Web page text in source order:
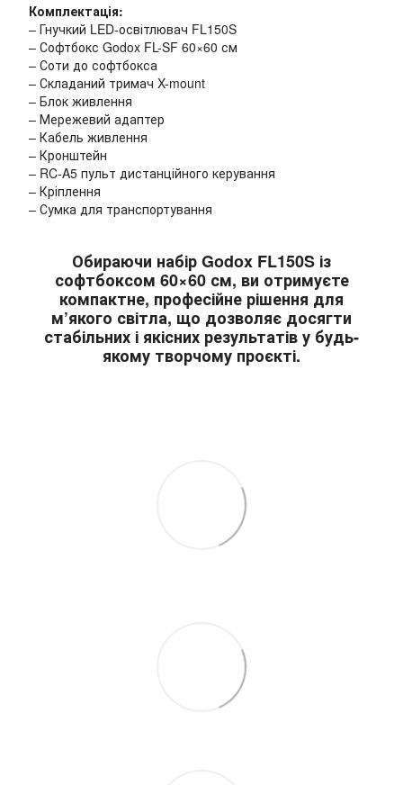
Комплектація:
– Гнучкий LED-освітлювач FL150S
– Софтбокс Godox FL-SF 60×60 см
– Соти до софтбокса
– Складаний тримач X-mount
– Блок живлення
– Мережевий адаптер
– Кабель живлення
– Кронштейн
– RC-A5 пульт дистанційного керування
– Кріплення
– Сумка для транспортування
Обираючи набір Godox FL150S із
софтбоксом 60×60 см, ви отримуєте
компактне, професійне рішення для
м’якого світла, що дозволяє досягти
стабільних і якісних результатів у будь-
якому творчому проєкті.